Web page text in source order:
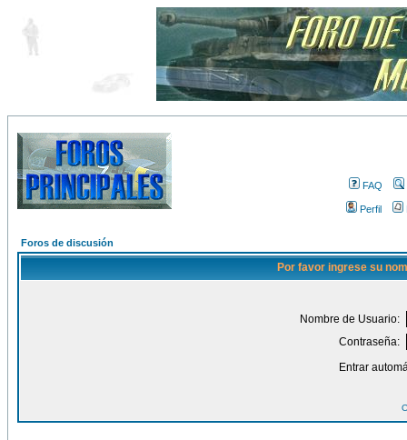
FAQ
Perfil
Foros de discusión
Por favor ingrese su
Nombre de Usuario:
Contraseña:
Entrar